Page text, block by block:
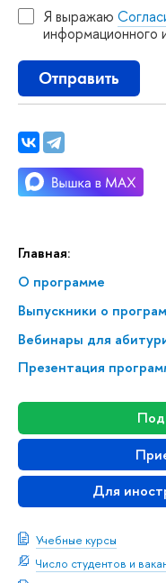
Главная:
О программе
ыпускники о
ебинары для
Презентация
Для
Учебные курсы
Число студентов и
Я выражаю
информационного
Отправить